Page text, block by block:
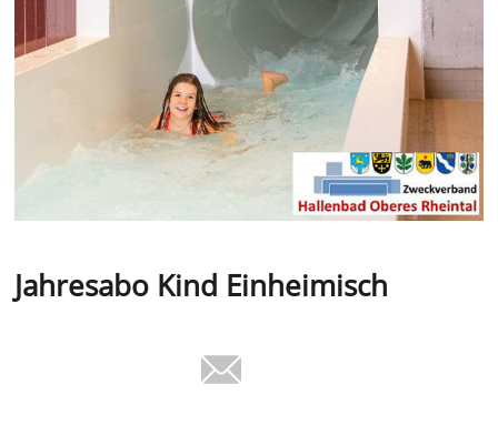
Jahresabo Kind Einheimisch